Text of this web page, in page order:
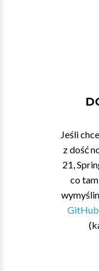
Jeśli
z dość
21,
co